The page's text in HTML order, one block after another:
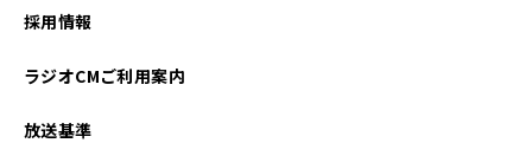
採用情報
ラジオCMご利用案内
放送基準